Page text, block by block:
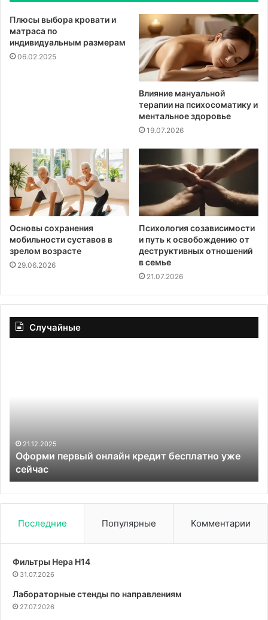
Плюсы выбора кровати и
матраса по
индивидуальным размерам
06.02.2025
Влияние мануальной
терапии на психосоматику и
ментальное здоровье
19.07.2026
Основы сохранения
мобильности суставов в
зрелом возрасте
29.06.2026
Психология созависимости
и путь к освобождению от
деструктивных отношений
в семье
21.07.2026
Случайные
21.12.2025
Оформи первый онлайн кредит бесплатно уже
сейчас
Последние Популярные Комментарии
Фильтры Hepa Н14
31.07.2026
Лабораторные стенды по направлениям
27.07.2026